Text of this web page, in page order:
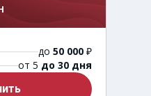
до 50 000 ₽
от 5 до 30 дня